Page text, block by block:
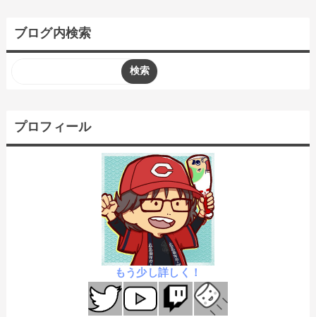
ブログ内検索
プロフィール
もう少し詳しく！